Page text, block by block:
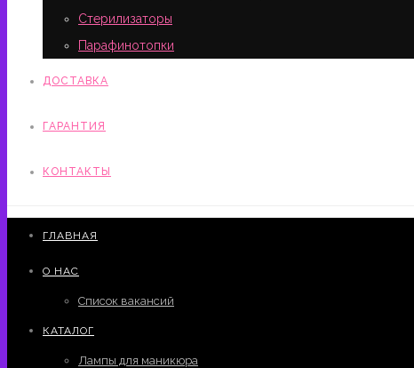
Стерилизаторы
Парафинотопки
ДОСТАВКА
ГАРАНТИЯ
КОНТАКТЫ
ГЛАВНАЯ
О НАС
Список вакансий
КАТАЛОГ
Лампы для маникюра